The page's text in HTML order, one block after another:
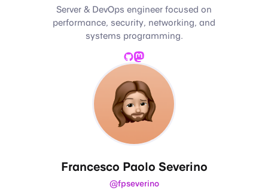
Server & DevOps engineer focused on
performance, security, networking, and
systems programming.
GitHub
Mastodon
Francesco Paolo Severino
@fpseverino